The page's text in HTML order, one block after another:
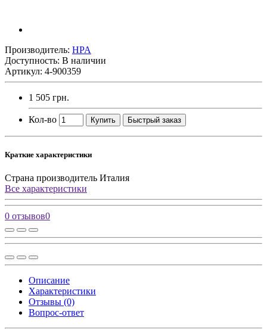
Производитель: HPA
Доступность: В наличии
Артикул: 4-900359
1 505 грн.
Кол-во Купить Быстрый заказ
Краткие характеристики
Страна производитель Италия
Все характеристики
0 отзывов0
Описание
Характеристики
Отзывы (0)
Вопрос-ответ